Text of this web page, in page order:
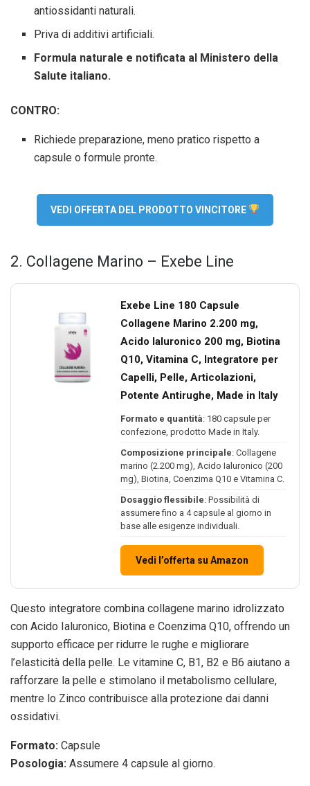
antiossidanti naturali.
Priva di additivi artificiali.
Formula naturale e notificata al Ministero della
Salute italiano.
CONTRO:
Richiede preparazione, meno pratico rispetto a
capsule o formule pronte.
VEDI OFFERTA DEL PRODOTTO VINCITORE
2. Collagene Marino – Exebe Line
Exebe Line 180 Capsule
Collagene Marino 2.200 mg,
Acido Ialuronico 200 mg, Biotina
Q10, Vitamina C, Integratore per
Capelli, Pelle, Articolazioni,
Potente Antirughe, Made in Italy
Formato e quantità: 180 capsule per
confezione, prodotto Made in Italy.
Composizione principale: Collagene
marino (2.200 mg), Acido Ialuronico (200
mg), Biotina, Coenzima Q10 e Vitamina C.
Dosaggio flessibile: Possibilità di
assumere fino a 4 capsule al giorno in
base alle esigenze individuali.
Vedi l’offerta su Amazon
Questo integratore combina collagene marino idrolizzato
con Acido Ialuronico, Biotina e Coenzima Q10, offrendo un
supporto efficace per ridurre le rughe e migliorare
l’elasticità della pelle. Le vitamine C, B1, B2 e B6 aiutano a
rafforzare la pelle e stimolano il metabolismo cellulare,
mentre lo Zinco contribuisce alla protezione dai danni
ossidativi.
Formato: Capsule
Posologia: Assumere 4 capsule al giorno.